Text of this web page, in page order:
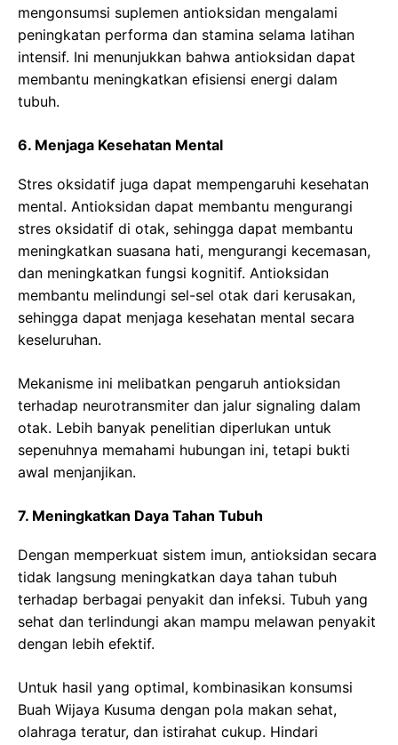
mengonsumsi suplemen antioksidan mengalami
peningkatan performa dan stamina selama latihan
intensif. Ini menunjukkan bahwa antioksidan dapat
membantu meningkatkan efisiensi energi dalam
tubuh.
6. Menjaga Kesehatan Mental
Stres oksidatif juga dapat mempengaruhi kesehatan
mental. Antioksidan dapat membantu mengurangi
stres oksidatif di otak, sehingga dapat membantu
meningkatkan suasana hati, mengurangi kecemasan,
dan meningkatkan fungsi kognitif. Antioksidan
membantu melindungi sel-sel otak dari kerusakan,
sehingga dapat menjaga kesehatan mental secara
keseluruhan.
Mekanisme ini melibatkan pengaruh antioksidan
terhadap neurotransmiter dan jalur signaling dalam
otak. Lebih banyak penelitian diperlukan untuk
sepenuhnya memahami hubungan ini, tetapi bukti
awal menjanjikan.
7. Meningkatkan Daya Tahan Tubuh
Dengan memperkuat sistem imun, antioksidan secara
tidak langsung meningkatkan daya tahan tubuh
terhadap berbagai penyakit dan infeksi. Tubuh yang
sehat dan terlindungi akan mampu melawan penyakit
dengan lebih efektif.
Untuk hasil yang optimal, kombinasikan konsumsi
Buah Wijaya Kusuma dengan pola makan sehat,
olahraga teratur, dan istirahat cukup. Hindari